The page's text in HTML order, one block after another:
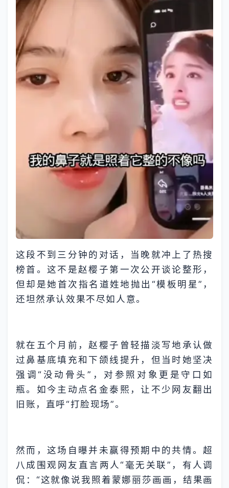
这段不到三分钟的对话，当晚就冲上了热搜
榜首。这不是赵樱子第一次公开谈论整形，
但却是她首次指名道姓地抛出“模板明星”，
还坦然承认效果不尽如人意。
就在五个月前，赵樱子曾轻描淡写地承认做
过鼻基底填充和下颌线提升，但当时她坚决
强调“没动骨头”，对参照对象更是守口如
瓶。如今主动点名金泰熙，让不少网友翻出
旧账，直呼“打脸现场”。
然而，这场自曝并未赢得预期中的共情。超
八成围观网友直言两人“毫无关联”，有人调
侃：“这就像说我照着蒙娜丽莎画画，结果画